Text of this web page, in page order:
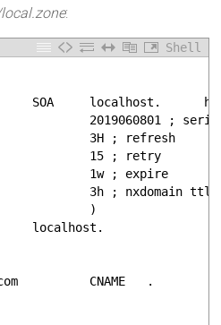
:
Shell
SOA     localhost.
;
retry
ttl
localhost.
CNAME   .